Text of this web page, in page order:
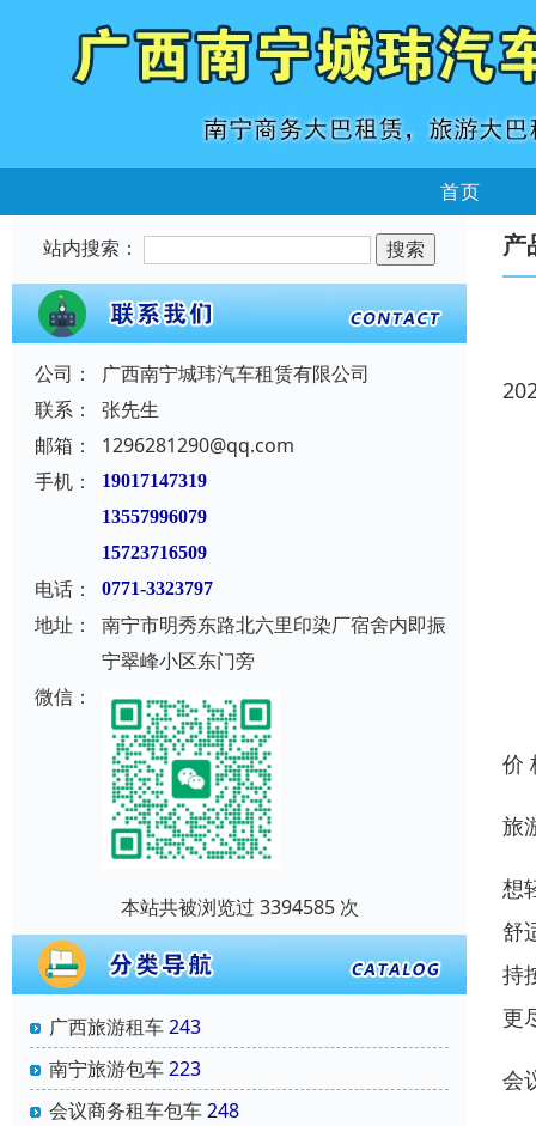
首页
站内搜索：
公司：
广西南宁城玮汽车租赁有限公司
联系：
张先生
邮箱：
1296281290@qq.com
手机：
19017147319
13557996079
15723716509
电话： 0771-3323797
地址：
南宁市明秀东路北六里印染厂宿舍内即振
宁翠峰小区东门旁
微信：
本站共被浏览过 3394585 次
广西旅游租车243
南宁旅游包车223
会议商务租车包车248
产
价
旅
想
舒
持
更
会